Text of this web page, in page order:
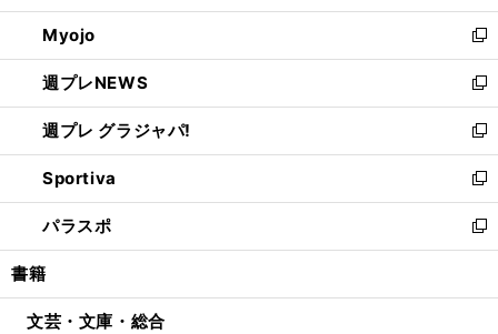
開
く
ウ
で
開
く
ン
ド
ウ
で
開
く
ウ
ィ
ン
ド
ウ
で
開
く
Myojo
新
し
い
ウ
ィ
ン
ド
ウ
で
開
週プレNEWS
新
し
い
ウ
ィ
ン
ド
ウ
開
週プレ グラジャパ!
新
し
い
ウ
ィ
ン
ウ
Sportiva
新
し
い
ウ
ン
パラスポ
新
し
ウ
書籍
文芸・文庫・総合